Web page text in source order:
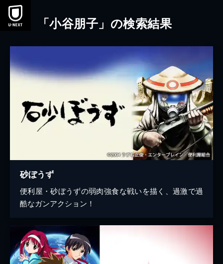
本文へスキップ
「小谷朋子」の検索結果
砂ぼうず
便利屋・砂ぼうずの弱肉強食な戦いを描く、過激で過
酷なガンアクション！